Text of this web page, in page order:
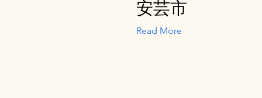
安芸市
Read More